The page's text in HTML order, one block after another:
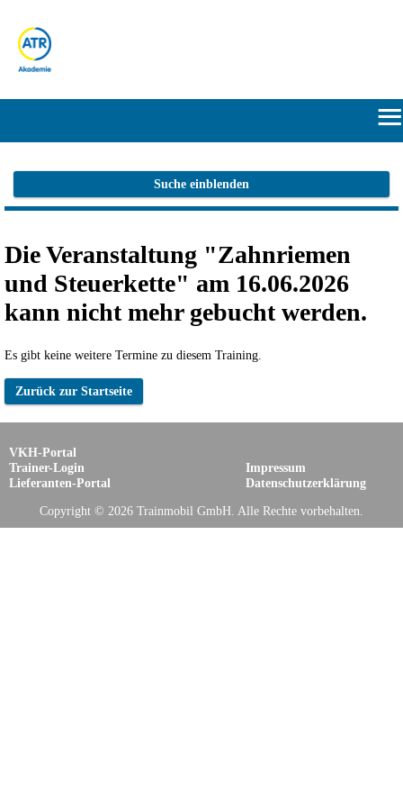
HERSTELLERPORTALE
SUCHE
ANMELDEN/REGISTRIEREN
≡
Suche einblenden
Die Veranstaltung "Zahnriemen
und Steuerkette" am 16.06.2026
kann nicht mehr gebucht werden.
Es gibt keine weitere Termine zu diesem Training.
Zurück zur Startseite
VKH-Portal
Trainer-Login
Lieferanten-Portal
Impressum
Datenschutzerklärung
Copyright © 2026 Trainmobil GmbH. Alle Rechte vorbehalten.